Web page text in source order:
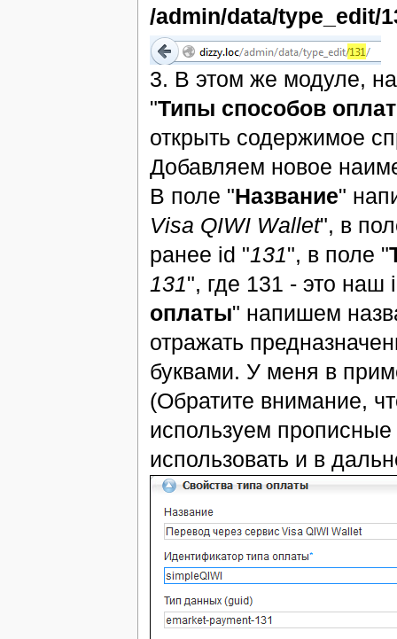
/admin/data/type_edit/
3. В этом же модуле,
"Типы способов
открыть содержимое
Добавляем новое
В поле "Название"
Visa QIWI Wallet", в
ранее id "131", в поле "
131", где 131 - это наш
оплаты" напишем
отражать
буквами. У меня в
(Обратите внимание,
используем
использовать и в